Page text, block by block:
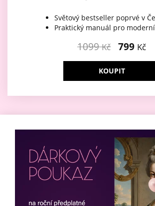
Světový bestseller poprvé v
Praktický manuál pro
1099Kč 799 Kč
KOUPIT